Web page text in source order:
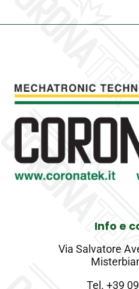
Info e
Via Salvatore
Tel. +39